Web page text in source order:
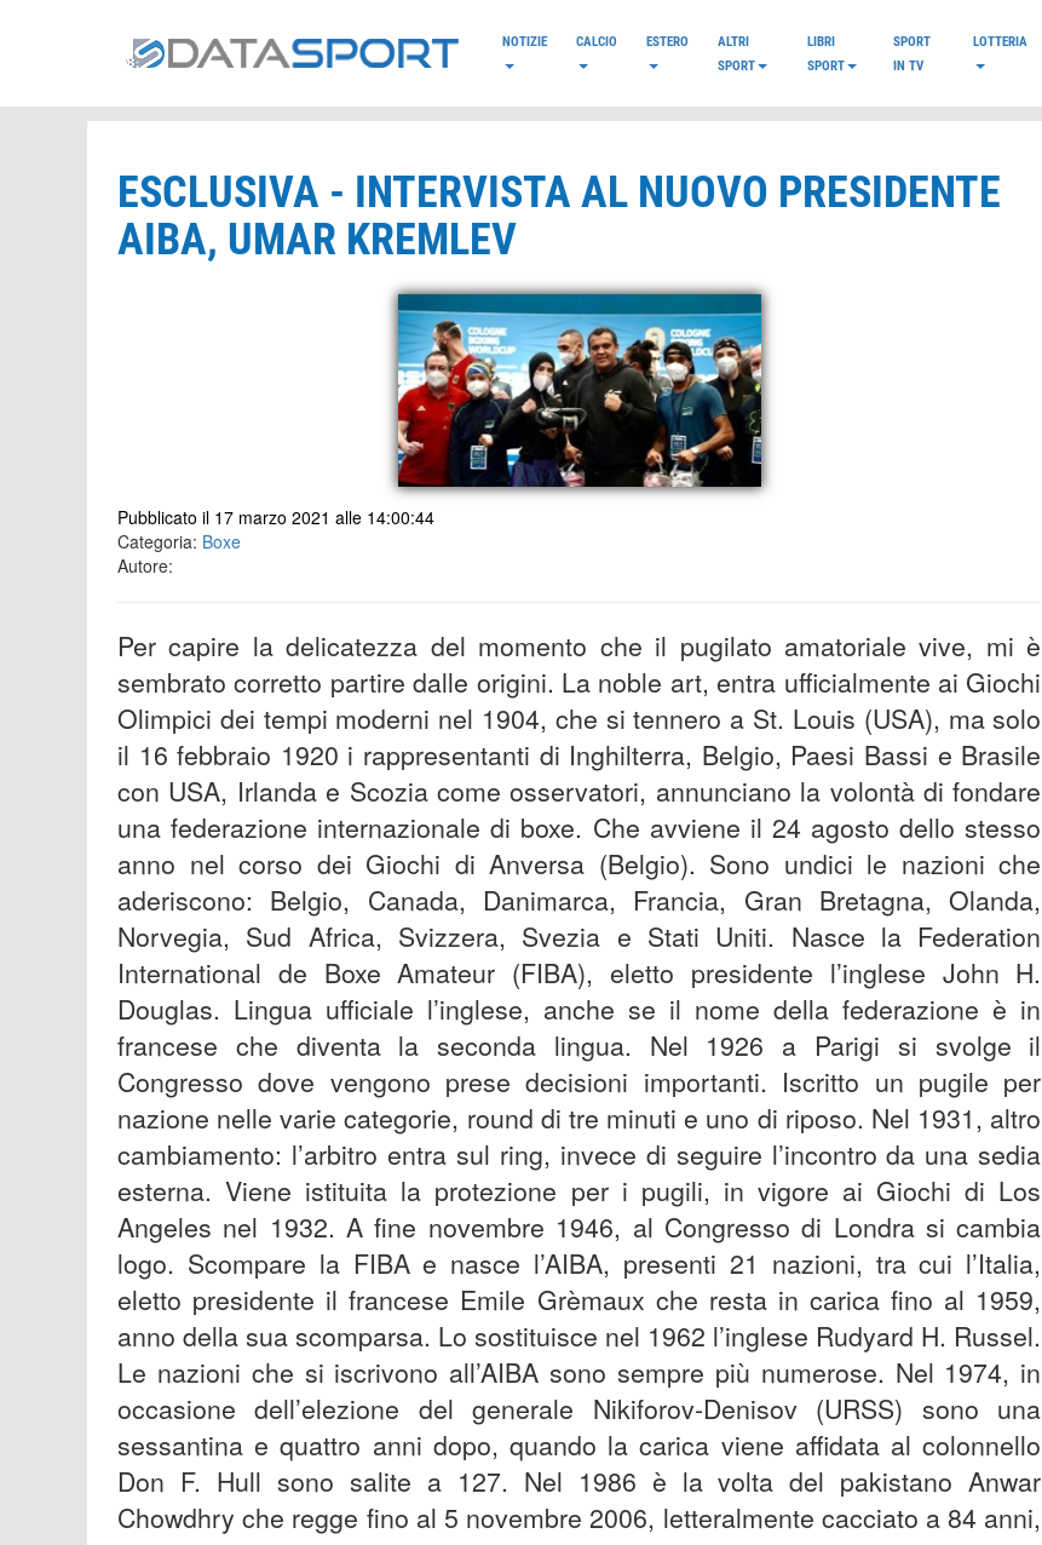
NOTIZIE CALCIO ESTERO
ALTRI
SPORT
LIBRI
SPORT
SPORT
IN TV
LOTTERIA
ESCLUSIVA - INTERVISTA AL NUOVO PRESIDENTE
AIBA, UMAR KREMLEV
Pubblicato il 17 marzo 2021 alle 14:00:44
Categoria: Boxe
Autore:
Per capire la delicatezza del momento che il pugilato amatoriale vive, mi è
sembrato corretto partire dalle origini. La noble art, entra ufficialmente ai Giochi
Olimpici dei tempi moderni nel 1904, che si tennero a St. Louis (USA), ma solo
il 16 febbraio 1920 i rappresentanti di Inghilterra, Belgio, Paesi Bassi e Brasile
con USA, Irlanda e Scozia come osservatori, annunciano la volontà di fondare
una federazione internazionale di boxe. Che avviene il 24 agosto dello stesso
anno nel corso dei Giochi di Anversa (Belgio). Sono undici le nazioni che
aderiscono: Belgio, Canada, Danimarca, Francia, Gran Bretagna, Olanda,
Norvegia, Sud Africa, Svizzera, Svezia e Stati Uniti. Nasce la Federation
International de Boxe Amateur (FIBA), eletto presidente l’inglese John H.
Douglas. Lingua ufficiale l’inglese, anche se il nome della federazione è in
francese che diventa la seconda lingua. Nel 1926 a Parigi si svolge il
Congresso dove vengono prese decisioni importanti. Iscritto un pugile per
nazione nelle varie categorie, round di tre minuti e uno di riposo. Nel 1931, altro
cambiamento: l’arbitro entra sul ring, invece di seguire l’incontro da una sedia
esterna. Viene istituita la protezione per i pugili, in vigore ai Giochi di Los
Angeles nel 1932. A fine novembre 1946, al Congresso di Londra si cambia
logo. Scompare la FIBA e nasce l’AIBA, presenti 21 nazioni, tra cui l’Italia,
eletto presidente il francese Emile Grèmaux che resta in carica fino al 1959,
anno della sua scomparsa. Lo sostituisce nel 1962 l’inglese Rudyard H. Russel.
Le nazioni che si iscrivono all’AIBA sono sempre più numerose. Nel 1974, in
occasione dell’elezione del generale Nikiforov-Denisov (URSS) sono una
sessantina e quattro anni dopo, quando la carica viene affidata al colonnello
Don F. Hull sono salite a 127. Nel 1986 è la volta del pakistano Anwar
Chowdhry che regge fino al 5 novembre 2006, letteralmente cacciato a 84 anni,